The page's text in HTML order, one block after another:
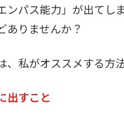
ンパス能力」が出てし
ありませんか？
、私がオススメする方
出すこと